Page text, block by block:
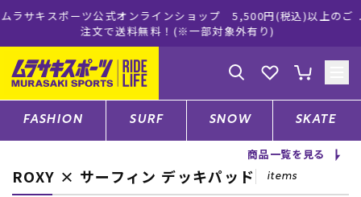
インショップ 5,500円(税込)以上のご
料！(※一部対象外有り)
ムラサキスポーツ公式オ
ゲスト様
ログイン 会員登録
店舗一覧
FASHION SURF SNOW SKATE
商品一覧を見る
ROXY × サーフィン デッキパッド items